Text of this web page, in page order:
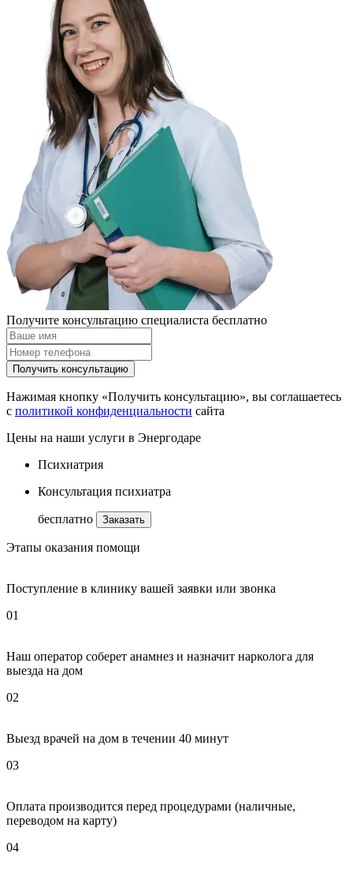
Получите консультацию специалиста бесплатно
Получить консультацию
Нажимая кнопку «Получить консультацию», вы соглашаетесь
с политикой конфиденциальности сайта
Цены на наши услуги в Энергодаре
Психиатрия
Консультация психиатра
бесплатно Заказать
Этапы оказания помощи
Поступление в клинику вашей заявки или звонка
01
Наш оператор соберет анамнез и назначит нарколога для
выезда на дом
02
Выезд врачей на дом в течении 40 минут
03
Оплата производится перед процедурами (наличные,
переводом на карту)
04